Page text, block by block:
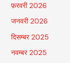
फ़रवरी 2026
जनवरी 2026
दिसम्बर 2025
नवम्बर 2025